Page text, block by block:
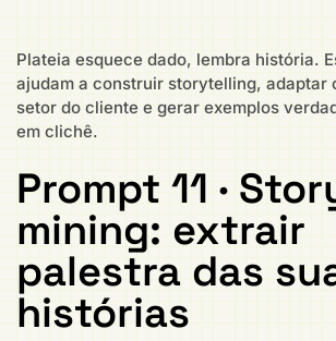
Plateia esquece dado, lembra história.
ajudam a construir storytelling, adaptar
setor do cliente e gerar exemplos
em clichê.
Prompt 11 ·
mining: extrair
palestra das
histórias